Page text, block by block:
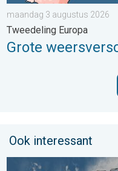
maandag 3 augustus 2026
Tweedeling Europa
Grote
Ook interessant
Fraai zomerweer om